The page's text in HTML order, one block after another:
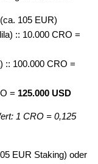
(ca. 105 EUR)
:: 10.000 CRO =
:: 100.000 CRO =
= 125.000 USD
1 CRO = 0,125
EUR Staking) oder